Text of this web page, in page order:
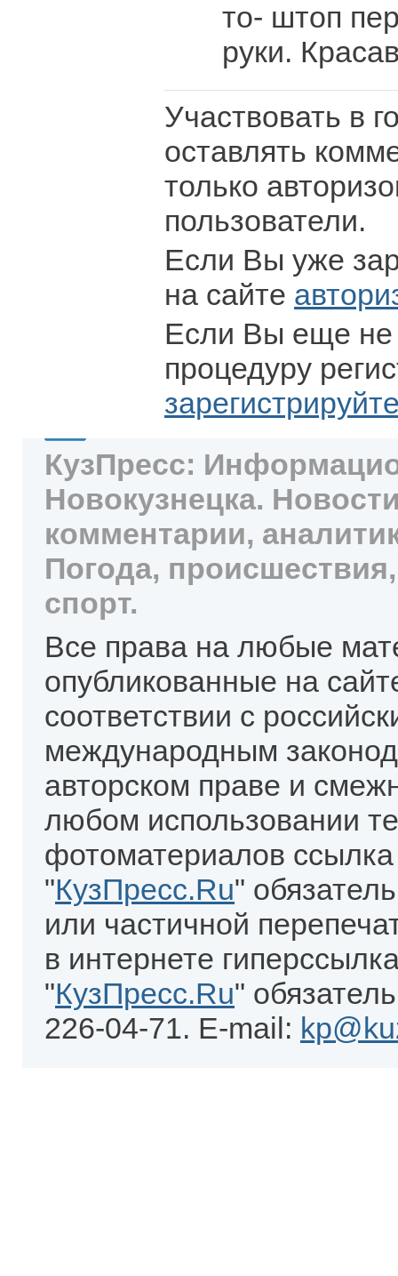
то- штоп
руки.
Участвовать в
оставлять
только
пользователи.
Если Вы уже
на сайте
Если Вы еще не
процедуру
КузПресс:
Новокузнецка.
комментарии,
Погода,
спорт.
Все права на любые
опубликованные на
соответствии с
международным
авторском праве и
любом использовании
фотоматериалов
"КузПресс.Ru"
или частичной
в интернете
"КузПресс.Ru"
226-04-71. E-mail: